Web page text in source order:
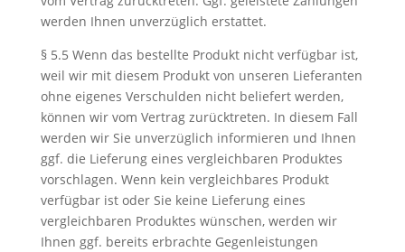
werden Ihnen unverzüglich erstattet.
§ 5.5 Wenn das bestellte Produkt nicht verfügbar ist,
weil wir mit diesem Produkt von unseren Lieferanten
ohne eigenes Verschulden nicht beliefert werden,
können wir vom Vertrag zurücktreten. In diesem Fall
werden wir Sie unverzüglich informieren und Ihnen
ggf. die Lieferung eines vergleichbaren Produktes
vorschlagen. Wenn kein vergleichbares Produkt
verfügbar ist oder Sie keine Lieferung eines
vergleichbaren Produktes wünschen, werden wir
Ihnen ggf. bereits erbrachte Gegenleistungen